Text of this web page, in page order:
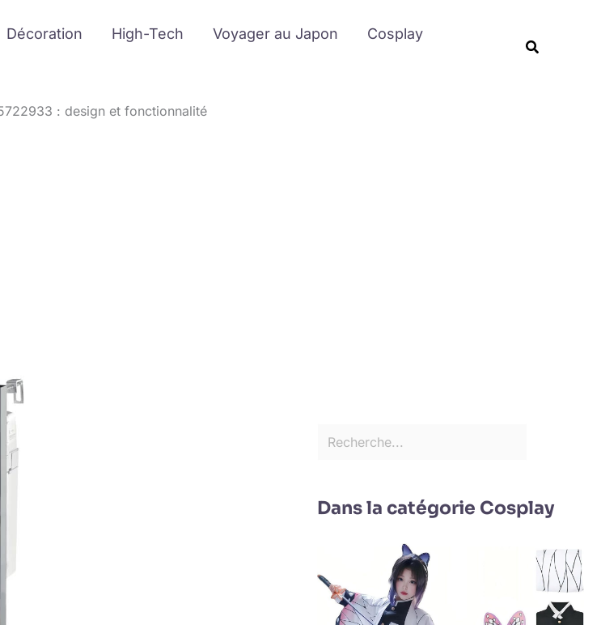
Décoration High-Tech Voyager au Japon
Cosplay
: design et fonctionnalité
Dans la catégorie Cosplay